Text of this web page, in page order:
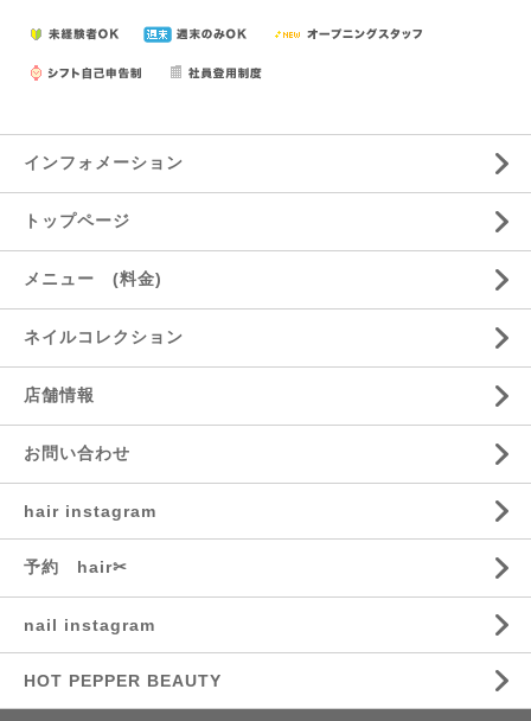
インフォメーション
トップページ
メニュー (料金)
ネイルコレクション
店舗情報
お問い合わせ
hair instagram
予約 hair✂︎
nail instagram
HOT PEPPER BEAUTY